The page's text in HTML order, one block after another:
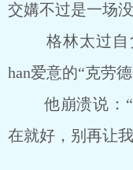
交媾不过是一场
格林太过自负
han爱意的“克劳德
他崩溃说：“
在就好，别再让